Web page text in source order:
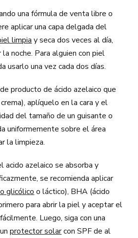
una fórmula de venta libre o
aplicar una capa delgada del
limpia y seca dos veces al día,
noche. Para alguien con piel
usarlo una vez cada dos días.
producto de ácido azelaico que
aplíquelo en la cara y el
del tamaño de un guisante o
uniformemente sobre el área
la limpieza.
acido azelaico se absorba y
se recomienda aplicar
glicólico o láctico), BHA (ácido
para abrir la piel y aceptar el
Luego, siga con una
protector solarcon SPF de al